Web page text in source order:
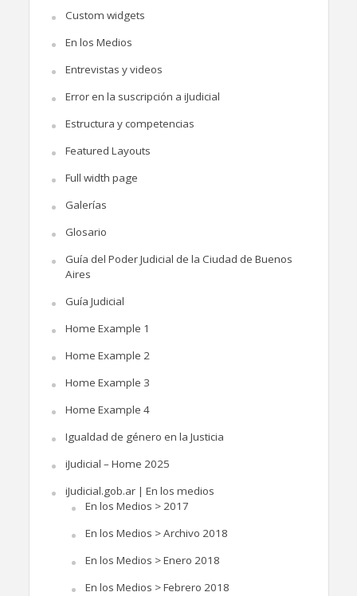
Custom widgets
En los Medios
Entrevistas y videos
Error en la suscripción a iJudicial
Estructura y competencias
Featured Layouts
Full width page
Galerías
Glosario
Guía del Poder Judicial de la Ciudad de Buenos
Aires
Guía Judicial
Home Example 1
Home Example 2
Home Example 3
Home Example 4
Igualdad de género en la Justicia
iJudicial – Home 2025
iJudicial.gob.ar | En los medios
En los Medios > 2017
En los Medios > Archivo 2018
En los Medios > Enero 2018
En los Medios > Febrero 2018